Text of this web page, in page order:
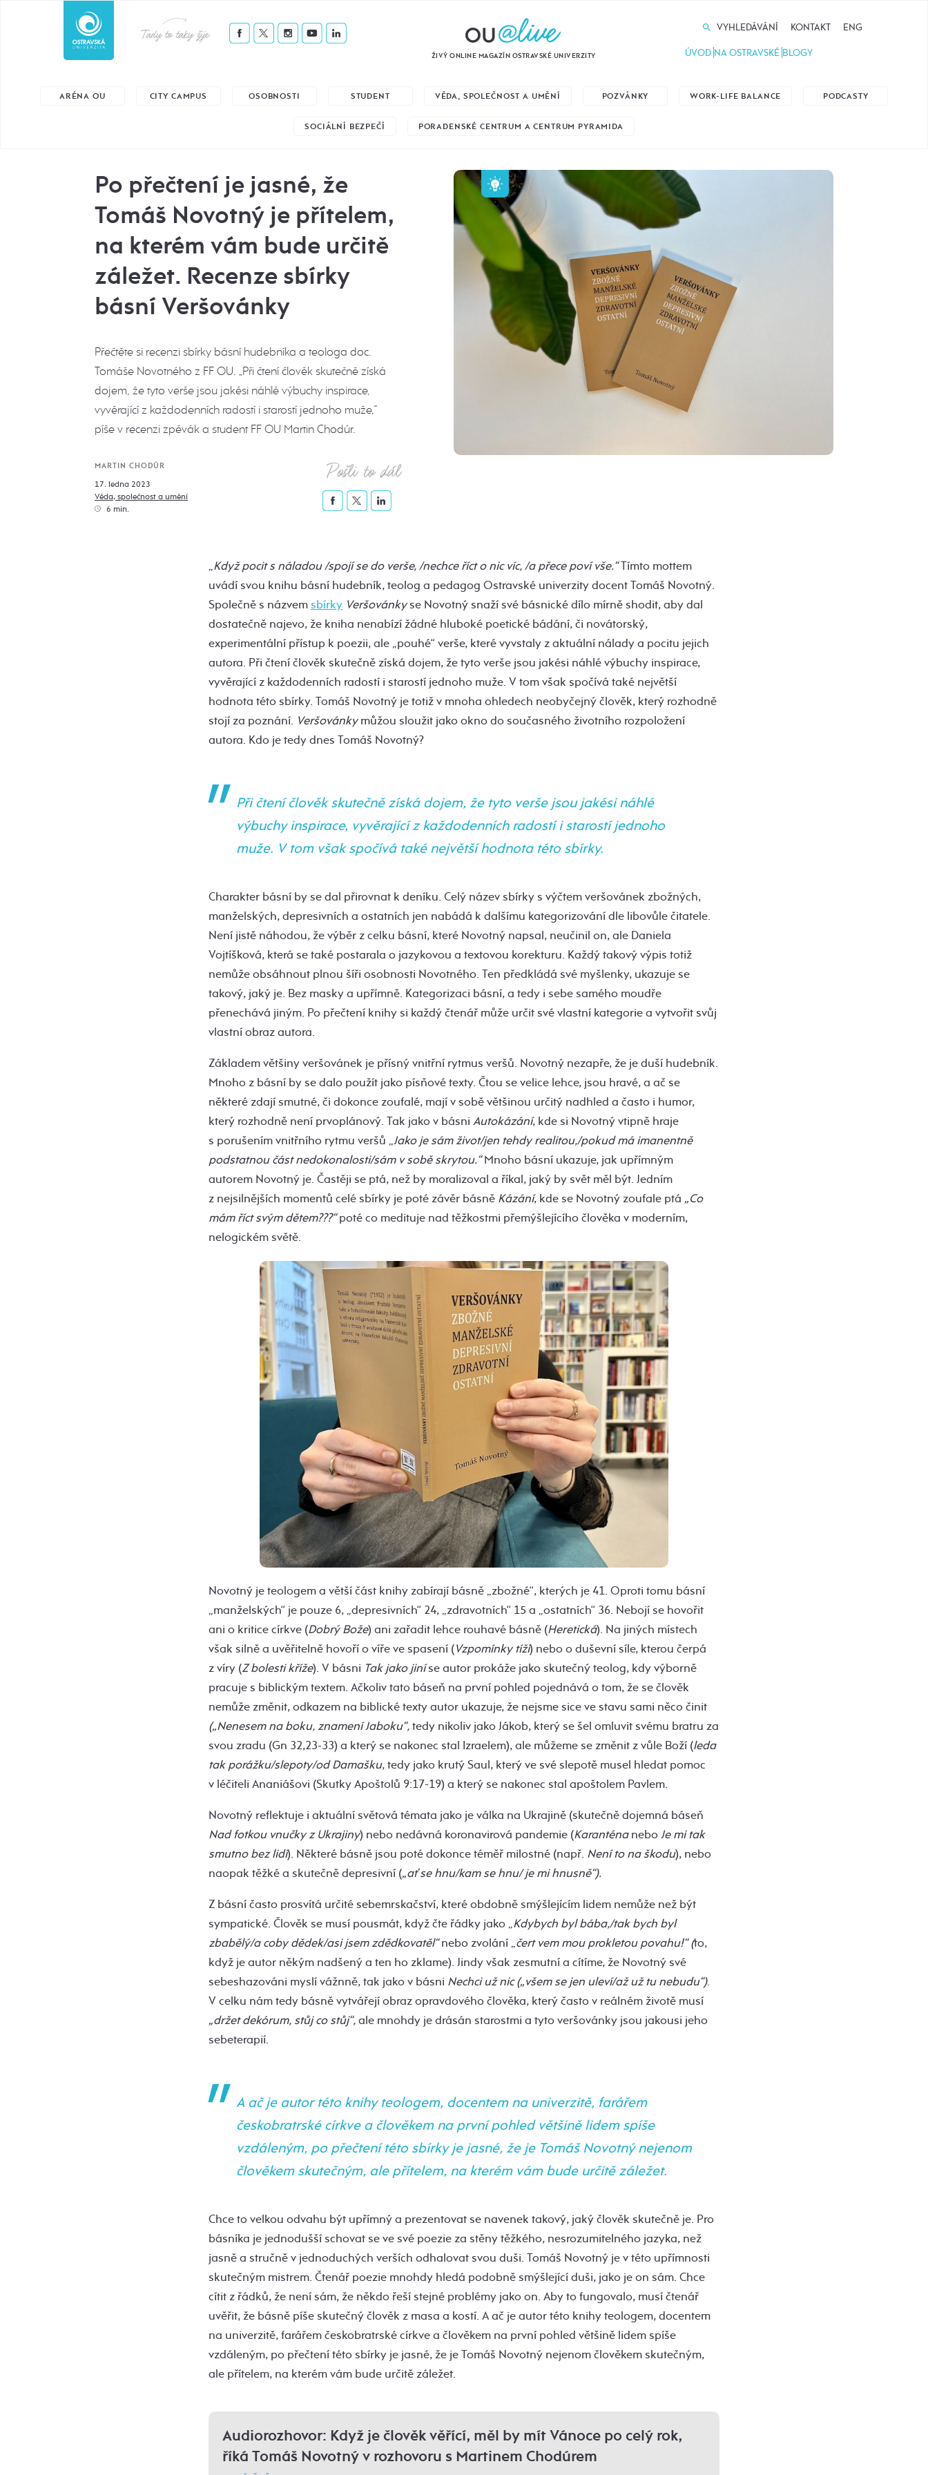
Tady to taky žije
ŽIVÝ ONLINE MAGAZÍN OSTRAVSKÉ UNIVERZITY
VYHLEDÁVÁNÍ KONTAKT ENG
ÚVOD NA OSTRAVSKÉ BLOGY
ARÉNA OU CITY CAMPUS OSOBNOSTI STUDENT VĚDA, SPOLEČNOST A UMĚNÍ POZVÁNKY WORK-LIFE BALANCE PODCASTY
SOCIÁLNÍ BEZPEČÍ PORADENSKÉ CENTRUM A CENTRUM PYRAMIDA
Po přečtení je jasné, že
Tomáš Novotný je přítelem,
na kterém vám bude určitě
záležet. Recenze sbírky
básní Veršovánky
Přečtěte si recenzi sbírky básní hudebníka a teologa doc.
Tomáše Novotného z FF OU. „Při čtení člověk skutečně získá
dojem, že tyto verše jsou jakési náhlé výbuchy inspirace,
vyvěrající z každodenních radostí i starostí jednoho muže,“
píše v recenzi zpěvák a student FF OU Martin Chodúr.
MARTIN CHODÚR
17. ledna 2023
Věda, společnost a umění
6 min.
Pošli to dál
„Když pocit s náladou /spojí se do verše, /nechce říct o nic víc, /a přece poví vše.“Tímto mottem
uvádí svou knihu básní hudebník, teolog a pedagog Ostravské univerzity docent Tomáš Novotný.
Společně s názvemsbírky Veršovánkyse Novotný snaží své básnické dílo mírně shodit, aby dal
dostatečně najevo, že kniha nenabízí žádné hluboké poetické bádání, či novátorský,
experimentální přístup k poezii, ale „pouhé“ verše, které vyvstaly z aktuální nálady a pocitu jejich
autora. Při čtení člověk skutečně získá dojem, že tyto verše jsou jakési náhlé výbuchy inspirace,
vyvěrající z každodenních radostí i starostí jednoho muže. V tom však spočívá také největší
hodnota této sbírky. Tomáš Novotný je totiž v mnoha ohledech neobyčejný člověk, který rozhodně
stojí za poznání. Veršovánkymůžou sloužit jako okno do současného životního rozpoložení
autora. Kdo je tedy dnes Tomáš Novotný?
Při čtení člověk skutečně získá dojem, že tyto verše jsou jakési náhlé
výbuchy inspirace, vyvěrající z každodenních radostí i starostí jednoho
muže. V tom však spočívá také největší hodnota této sbírky.
Charakter básní by se dal přirovnat k deníku. Celý název sbírky s výčtem veršovánek zbožných,
manželských, depresivních a ostatních jen nabádá k dalšímu kategorizování dle libovůle čitatele.
Není jistě náhodou, že výběr z celku básní, které Novotný napsal, neučinil on, ale Daniela
Vojtíšková, která se také postarala o jazykovou a textovou korekturu. Každý takový výpis totiž
nemůže obsáhnout plnou šíři osobnosti Novotného. Ten předkládá své myšlenky, ukazuje se
takový, jaký je. Bez masky a upřímně. Kategorizaci básní, a tedy i sebe samého moudře
přenechává jiným. Po přečtení knihy si každý čtenář může určit své vlastní kategorie a vytvořit svůj
vlastní obraz autora.
Základem většiny veršovánek je přísný vnitřní rytmus veršů. Novotný nezapře, že je duší hudebník.
Mnoho z básní by se dalo použít jako písňové texty. Čtou se velice lehce, jsou hravé, a ač se
některé zdají smutné, či dokonce zoufalé, mají v sobě většinou určitý nadhled a často i humor,
který rozhodně není prvoplánový. Tak jako v básni Autokázání, kde si Novotný vtipně hraje
s porušením vnitřního rytmu veršů „Jako je sám život/jen tehdy realitou,/pokud má imanentně
podstatnou část nedokonalosti/sám v sobě skrytou.“Mnoho básní ukazuje, jak upřímným
autorem Novotný je. Častěji se ptá, než by moralizoval a říkal, jaký by svět měl být. Jedním
z nejsilnějších momentů celé sbírky je poté závěr básně Kázání, kde se Novotný zoufale ptá „Co
mám říct svým dětem???“poté co medituje nad těžkostmi přemýšlejícího člověka v moderním,
nelogickém světě.
Novotný je teologem a větší část knihy zabírají básně „zbožné“, kterých je 41. Oproti tomu básní
„manželských“ je pouze 6, „depresivních“ 24, „zdravotních“ 15 a „ostatních“ 36. Nebojí se hovořit
ani o kritice církve (Dobrý Bože) ani zařadit lehce rouhavé básně (Heretická). Na jiných místech
však silně a uvěřitelně hovoří o víře ve spasení (Vzpomínky tíží) nebo o duševní síle, kterou čerpá
z víry (Z bolesti kříže). V básni Tak jako jiníse autor prokáže jako skutečný teolog, kdy výborně
pracuje s biblickým textem. Ačkoliv tato báseň na první pohled pojednává o tom, že se člověk
nemůže změnit, odkazem na biblické texty autor ukazuje, že nejsme sice ve stavu sami něco činit
(„Nenesem na boku, znamení Jaboku“,tedy nikoliv jako Jákob, který se šel omluvit svému bratru za
svou zradu (Gn 32,23-33) a který se nakonec stal Izraelem), ale můžeme se změnit z vůle Boží (leda
tak porážku/slepoty/od Damašku, tedy jako krutý Saul, který ve své slepotě musel hledat pomoc
v léčiteli Ananiášovi (Skutky Apoštolů 9:17-19) a který se nakonec stal apoštolem Pavlem.
Novotný reflektuje i aktuální světová témata jako je válka na Ukrajině (skutečně dojemná báseň
Nad fotkou vnučky z Ukrajiny) nebo nedávná koronavirová pandemie (KaranténaneboJe mi tak
smutno bez lidí). Některé básně jsou poté dokonce téměř milostné (např. Není to na škodu), nebo
naopak těžké a skutečně depresivní („ať se hnu/kam se hnu/ je mi hnusně“).
Z básní často prosvítá určité sebemrskačství, které obdobně smýšlejícím lidem nemůže než být
sympatické. Člověk se musí pousmát, když čte řádky jako „Kdybych byl bába,/tak bych byl
zbabělý/a coby dědek/asi jsem zdědkovatěl“nebo zvolání „čert vem mou prokletou povahu!“ (to,
když je autor někým nadšený a ten ho zklame). Jindy však zesmutní a cítíme, že Novotný své
sebeshazováni myslí vážnně, tak jako v básni Nechci už nic („všem se jen uleví/až už tu nebudu“).
V celku nám tedy básně vytvářejí obraz opravdového člověka, který často v reálném životě musí
„držet dekórum, stůj co stůj“,ale mnohdy je drásán starostmi a tyto veršovánky jsou jakousi jeho
sebeterapií.
A ač je autor této knihy teologem, docentem na univerzitě, farářem
českobratrské církve a člověkem na první pohled většině lidem spíše
vzdáleným, po přečtení této sbírky je jasné, že je Tomáš Novotný nejenom
člověkem skutečným, ale přítelem, na kterém vám bude určitě záležet.
Chce to velkou odvahu být upřímný a prezentovat se navenek takový, jaký člověk skutečně je. Pro
básníka je jednodušší schovat se ve své poezie za stěny těžkého, nesrozumitelného jazyka, než
jasně a stručně v jednoduchých verších odhalovat svou duši. Tomáš Novotný je v této upřímnosti
skutečným mistrem. Čtenář poezie mnohdy hledá podobně smýšlející duši, jako je on sám. Chce
cítit z řádků, že není sám, že někdo řeší stejné problémy jako on. Aby to fungovalo, musí čtenář
uvěřit, že básně píše skutečný člověk z masa a kostí. A ač je autor této knihy teologem, docentem
na univerzitě, farářem českobratrské církve a člověkem na první pohled většině lidem spíše
vzdáleným, po přečtení této sbírky je jasné, že je Tomáš Novotný nejenom člověkem skutečným,
ale přítelem, na kterém vám bude určitě záležet.
Audiorozhovor: Když je člověk věřící, měl by mít Vánoce po celý rok,
říká Tomáš Novotný v rozhovoru s Martinem Chodúrem